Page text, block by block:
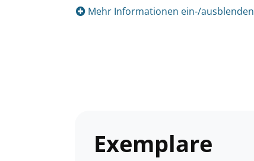
Mehr Informationen ein-/ausblenden
Exemplare